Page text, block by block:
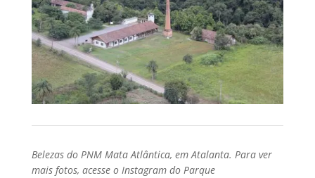
Belezas do PNM Mata Atlântica, em Atalanta. Para ver
mais fotos, acesse o Instagram do Parque